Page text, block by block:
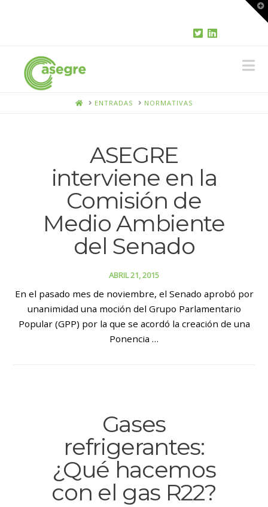
HOMEENTRADAS NORMATIVAS
ASEGRE
interviene en la
Comisión de
Medio Ambiente
del Senado
ABRIL 21, 2015
En el pasado mes de noviembre, el Senado aprobó por
unanimidad una moción del Grupo Parlamentario
Popular (GPP) por la que se acordó la creación de una
Ponencia …
Gases
refrigerantes:
¿Qué hacemos
con el gas R22?